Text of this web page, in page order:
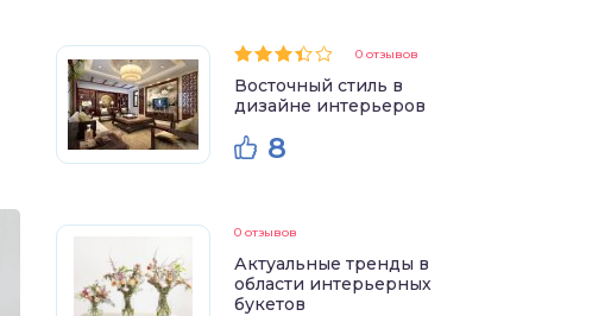
0 отзывов
Восточный стиль в
дизайне интерьеров
8
0 отзывов
Актуальные тренды в
области интерьерных
букетов